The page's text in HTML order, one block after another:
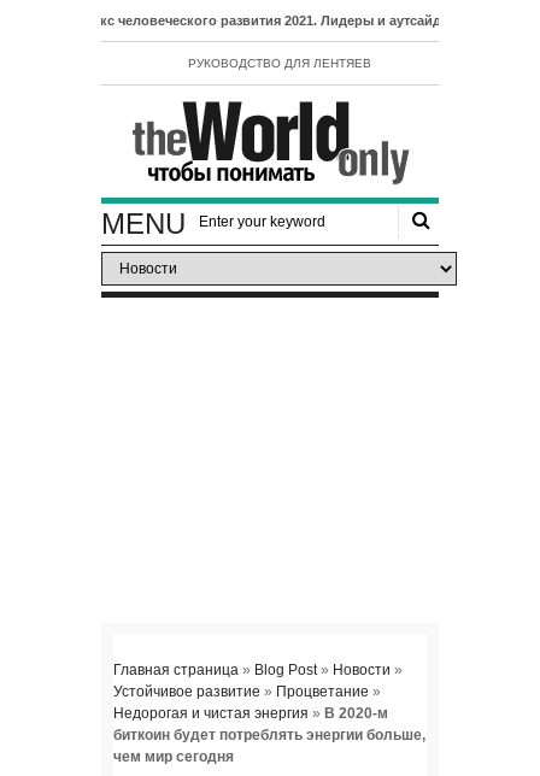
человеческого развития 2021. Лидеры и аутсайдеры рейтинга ИЧР
РУКОВОДСТВО ДЛЯ ЛЕНТЯЕВ
MENU
Главная страница » Blog Post» Новости »
Устойчивое развитие » Процветание »
Недорогая и чистая энергия » В 2020-м
биткоин будет потреблять энергии больше,
чем мир сегодня